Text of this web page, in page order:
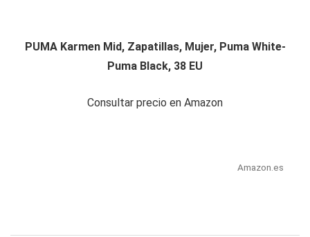
PUMA Karmen Mid, Zapatillas, Mujer, Puma White-
Puma Black, 38 EU
Consultar precio en Amazon
Amazon.es